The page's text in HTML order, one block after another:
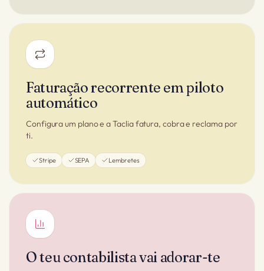
Faturação recorrente em piloto
automático
Configura um plano e a Taclia fatura, cobra e reclama por
ti.
Stripe SEPA Lembretes
O teu contabilista vai adorar-te